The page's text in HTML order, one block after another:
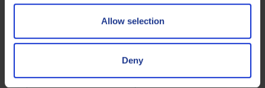
Allow selection
Deny